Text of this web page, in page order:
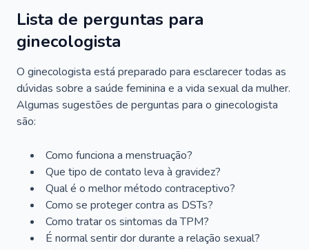
Lista de perguntas para
ginecologista
O ginecologista está preparado para esclarecer todas as
dúvidas sobre a saúde feminina e a vida sexual da mulher.
Algumas sugestões de perguntas para o ginecologista
são:
Como funciona a menstruação?
Que tipo de contato leva à gravidez?
Qual é o melhor método contraceptivo?
Como se proteger contra as DSTs?
Como tratar os sintomas da TPM?
É normal sentir dor durante a relação sexual?